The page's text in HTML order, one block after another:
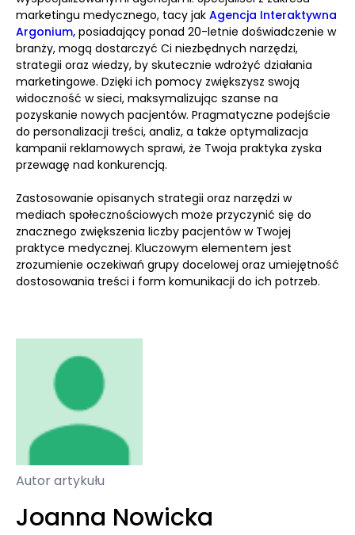
marketingu medycznego, tacy jak Agencja Interaktywna
Argonium, posiadający ponad 20-letnie doświadczenie w
branży, mogą dostarczyć Ci niezbędnych narzędzi,
strategii oraz wiedzy, by skutecznie wdrożyć działania
marketingowe. Dzięki ich pomocy zwiększysz swoją
widoczność w sieci, maksymalizując szanse na
pozyskanie nowych pacjentów. Pragmatyczne podejście
do personalizacji treści, analiz, a także optymalizacja
kampanii reklamowych sprawi, że Twoja praktyka zyska
przewagę nad konkurencją.
Zastosowanie opisanych strategii oraz narzędzi w
mediach społecznościowych może przyczynić się do
znacznego zwiększenia liczby pacjentów w Twojej
praktyce medycznej. Kluczowym elementem jest
zrozumienie oczekiwań grupy docelowej oraz umiejętność
dostosowania treści i form komunikacji do ich potrzeb.
Autor artykułu
Joanna Nowicka